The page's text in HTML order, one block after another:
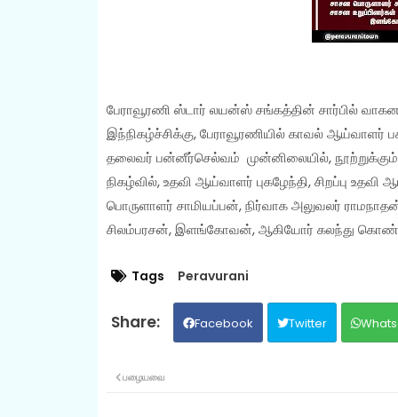
பேராவூரணி ஸ்டார் லயன்ஸ் சங்கத்தின் சார்பில்
இந்நிகழ்ச்சிக்கு, பேராவூரணியில் காவல்
தலைவர் பன்னீர்செல்வம் முன்னிலையில், நூற்றுக்கும்
நிகழ்வில், உதவி ஆய்வாளர் புகழேந்தி, சிறப்பு
பொருளாளர் சாமியப்பன், நிர்வாக அலுவலர்
சிலம்பரசன், இளங்கோவன், ஆகியோர் கலந்து
Tags Peravurani
Facebook Twitter
பழையவை